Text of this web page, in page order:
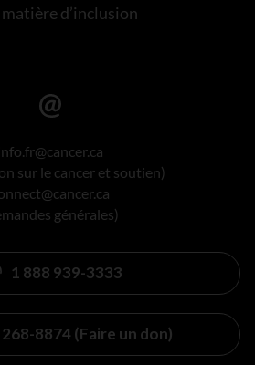
matière d’inclusion
sur le cancer et soutien)
générales)
1 888 939-3333
268-8874 (Faire un don)